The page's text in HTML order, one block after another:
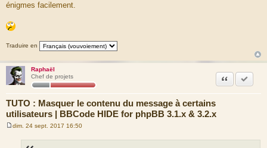
énigmes facilement.
Traduire en
Raphaël
Chef de projets
TUTO : Masquer le contenu du message à certains
utilisateurs | BBCode HIDE for phpBB 3.1.x & 3.2.x
Citation
dim. 24 sept. 2017 16:50